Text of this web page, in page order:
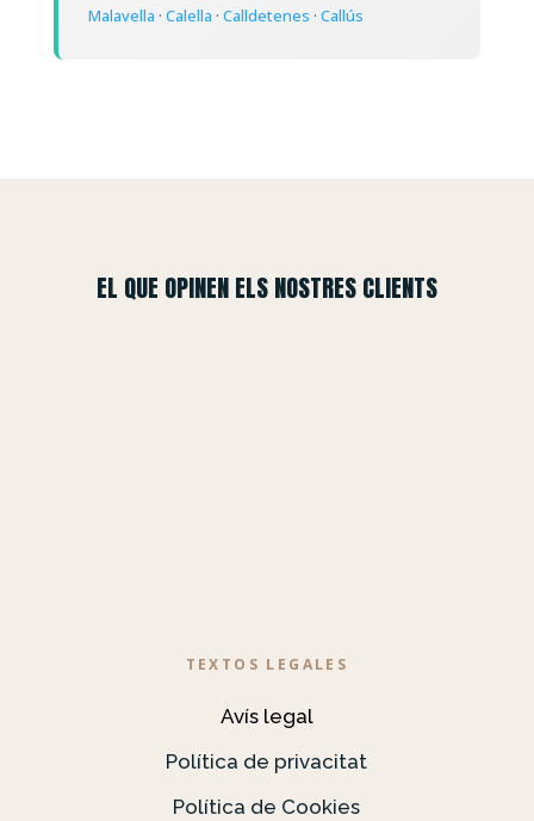
Malavella · Calella · Calldetenes · Callús
EL QUE OPINEN ELS NOSTRES CLIENTS
TEXTOS LEGALES
Avís legal
Política de privacitat
Política de Cookies